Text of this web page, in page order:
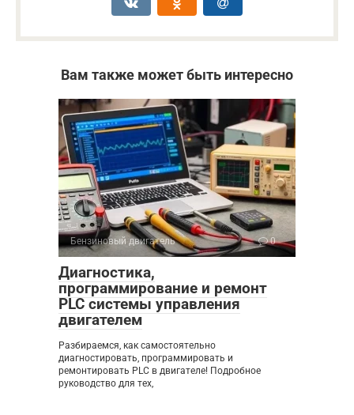
Вам также может быть интересно
Бензиновый двигатель 0
Диагностика,
программирование и ремонт
PLC системы управления
двигателем
Разбираемся, как самостоятельно
диагностировать, программировать и
ремонтировать PLC в двигателе! Подробное
руководство для тех,